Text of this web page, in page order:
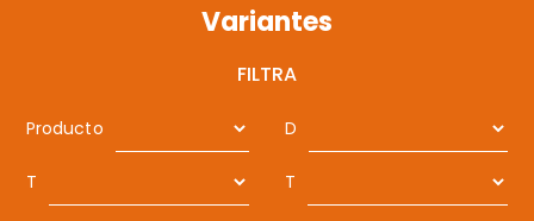
Variantes
FILTRA
Producto D
T T